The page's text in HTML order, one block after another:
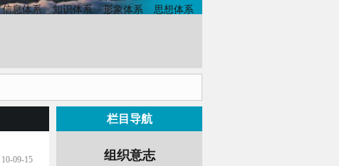
信息体系
知识体系 形象体系 思想体系
| 10-09-15
栏目导航
组织意志